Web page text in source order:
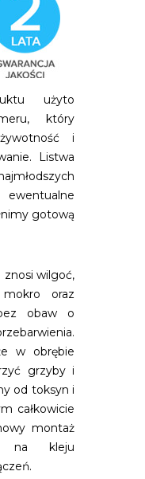
użyto
który
i
Listwa
gotową
znosi wilgoć,
oraz
obaw o
w obrębie
grzyby i
od toksyn i
całkowicie
montaż
na kleju